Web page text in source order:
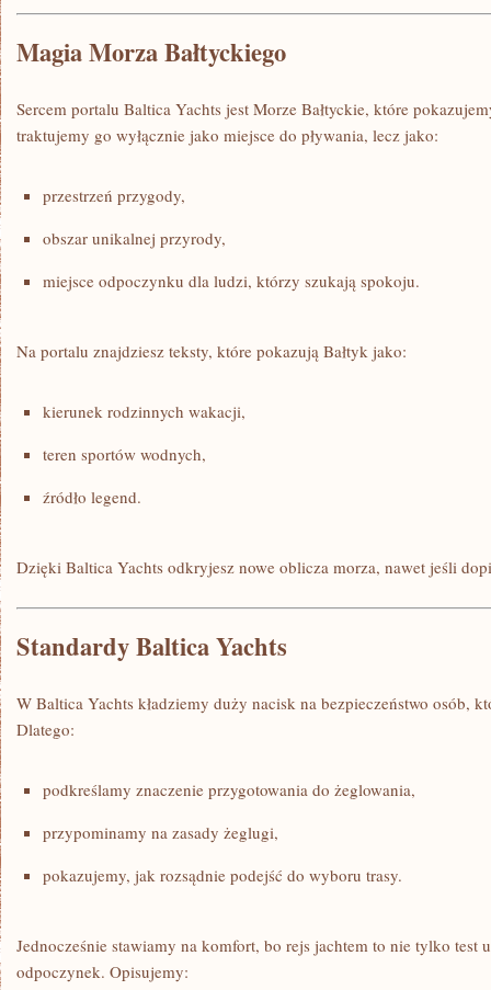
Magia Morza Bałtyckiego
Sercem portalu Baltica Yachts jest Morze Bałtyckie, które
traktujemy go wyłącznie jako miejsce do pływania, lecz jako:
przestrzeń przygody,
obszar unikalnej przyrody,
miejsce odpoczynku dla ludzi, którzy szukają spokoju.
Na portalu znajdziesz teksty, które pokazują Bałtyk jako:
kierunek rodzinnych wakacji,
teren sportów wodnych,
źródło legend.
Dzięki Baltica Yachts odkryjesz nowe oblicza morza, nawet jeśli
Standardy Baltica Yachts
W Baltica Yachts kładziemy duży nacisk na bezpieczeństwo osób,
Dlatego:
podkreślamy znaczenie przygotowania do żeglowania,
przypominamy na zasady żeglugi,
pokazujemy, jak rozsądnie podejść do wyboru trasy.
Jednocześnie stawiamy na komfort, bo rejs jachtem to nie tylko test
odpoczynek. Opisujemy: